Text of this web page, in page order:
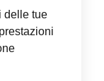
delle tue